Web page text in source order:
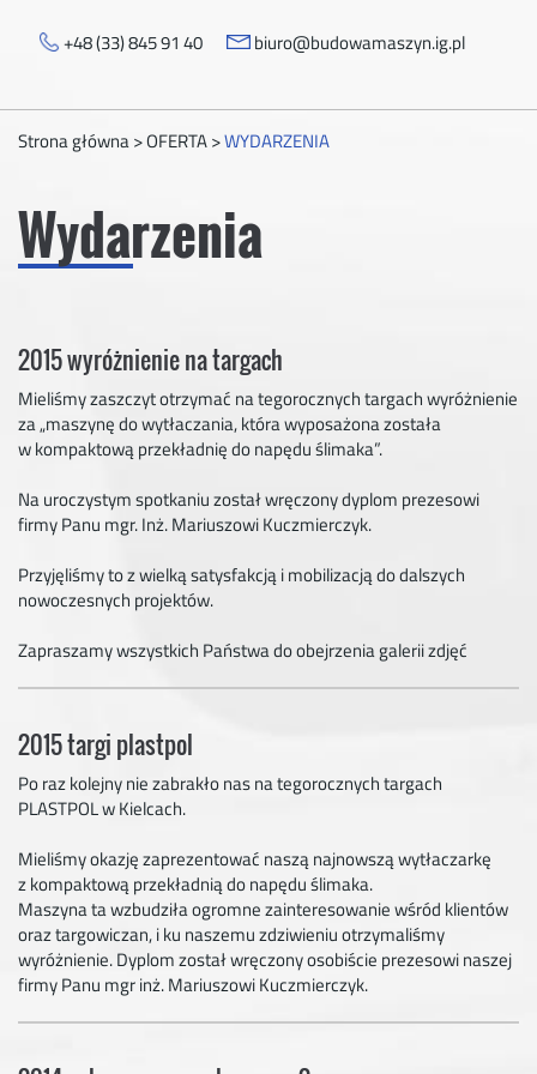
+48 (33) 845 91 40 biuro@budowamaszyn.ig.pl
Strona główna>OFERTA>WYDARZENIA
Wydarzenia
2015 wyróżnienie na targach
Mieliśmy zaszczyt otrzymać na tegorocznych targach wyróżnienie
za „maszynę do wytłaczania, która wyposażona została
w kompaktową przekładnię do napędu ślimaka”.
Na uroczystym spotkaniu został wręczony dyplom prezesowi
firmy Panu mgr. Inż. Mariuszowi Kuczmierczyk.
Przyjęliśmy to z wielką satysfakcją i mobilizacją do dalszych
nowoczesnych projektów.
Zapraszamy wszystkich Państwa do obejrzenia galerii zdjęć
2015 targi plastpol
Po raz kolejny nie zabrakło nas na tegorocznych targach
PLASTPOL w Kielcach.
Mieliśmy okazję zaprezentować naszą najnowszą wytłaczarkę
z kompaktową przekładnią do napędu ślimaka.
Maszyna ta wzbudziła ogromne zainteresowanie wśród klientów
oraz targowiczan, i ku naszemu zdziwieniu otrzymaliśmy
wyróżnienie. Dyplom został wręczony osobiście prezesowi naszej
firmy Panu mgr inż. Mariuszowi Kuczmierczyk.